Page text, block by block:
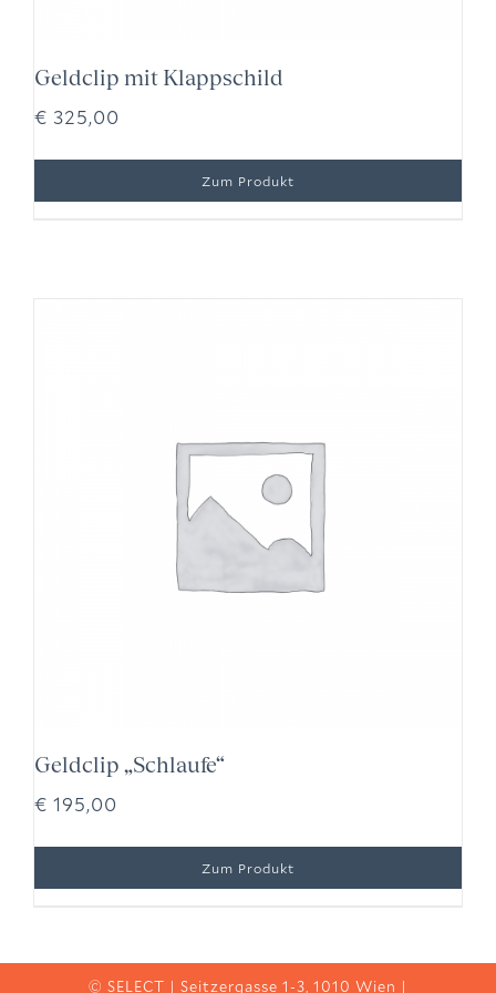
Geldclip mit Klappschild
€ 325,00
Geldclip „Schlaufe“
€ 195,00
© SELECT | Seitzergasse 1-3, 1010 Wien |